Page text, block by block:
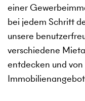
einer
bei jedem Schritt
unsere
verschiedene
entdecken und